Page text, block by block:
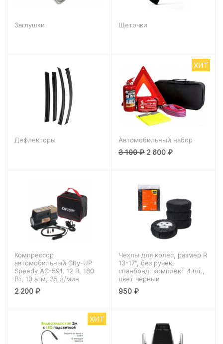
Заглушки Щеточки
Дефлекторы
ХИТ
Автомобильный набор
3 100₽ 2 600₽
Компрессор
автомобильный City-UP
Speedy АС-591, 12 В, 180
Вт, 10 атм, 35 л/мин
2 200₽
Чехлы для колес, размер R
13-17", без ручек,
спанбонд, комплект 4 шт.,
цвет черный
950₽
ХИТ